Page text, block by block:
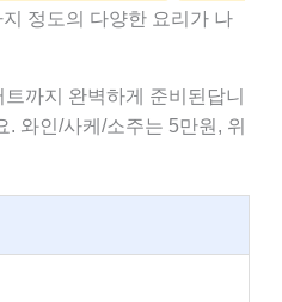
정도의 다양한 요리가 나
까지 완벽하게 준비된답니
. 와인/사케/소주는 5만원, 위